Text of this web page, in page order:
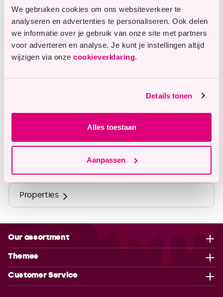
We gebruiken cookies om ons websiteverkeer te
analyseren en advertenties te personaliseren. Ook delen
we informatie over je gebruik van onze site met partners
voor adverteren en analyse. Je kunt je instellingen altijd
wijzigen via onze cookieverklaring.
Details tonen
Alles toestaan
Aanpassen
Questions or remarks?
Our customer service is happy to assist you.
info@tastyme.nl
Nutritional Values
Properties
Our assortment
Themes
Customer Service